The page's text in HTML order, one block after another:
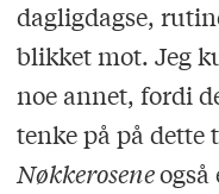
dagligdagse,
blikket mot. Jeg
noe annet, fordi
tenke på på
Nøkkeroseneogså